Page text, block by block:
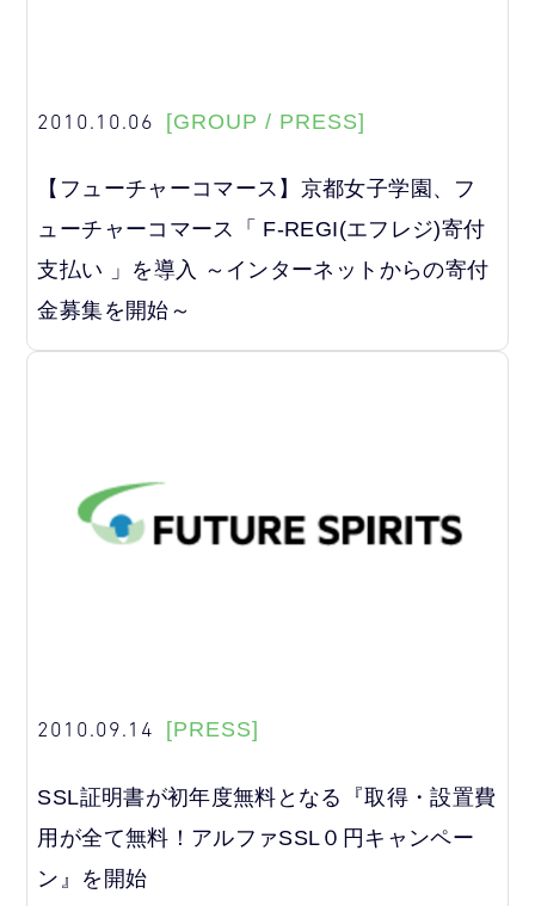
2010.10.06 [GROUP / PRESS]
【フューチャーコマース】京都女子学園、フ
ューチャーコマース「 F-REGI(エフレジ)寄付
支払い 」を導入 ～インターネットからの寄付
金募集を開始～
2010.09.14 [PRESS]
SSL証明書が初年度無料となる『取得・設置費
用が全て無料！アルファSSL０円キャンペー
ン』を開始